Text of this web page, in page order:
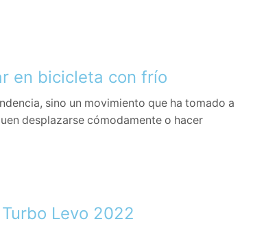
en bicicleta con frío
sino un movimiento que ha tomado a
desplazarse cómodamente o hacer
Levo 2022